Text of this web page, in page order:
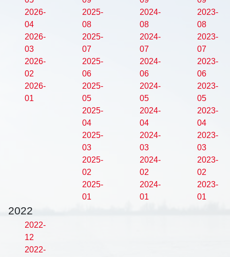
2026-
04
2026-
03
2026-
02
2026-
01
2025-
08
2025-
07
2025-
06
2025-
05
2025-
04
2025-
03
2025-
02
2025-
01
2024-
08
2024-
07
2024-
06
2024-
05
2024-
04
2024-
03
2024-
02
2024-
01
2023-
08
2023-
07
2023-
06
2023-
05
2023-
04
2023-
03
2023-
02
2023-
01
2022
2022-
12
2022-